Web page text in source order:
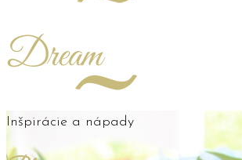
Inšpirácie a nápady